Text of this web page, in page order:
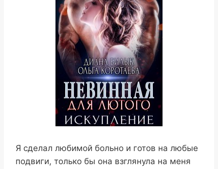
Я сделал любимой больно и готов на любые
подвиги, только бы она взглянула на меня